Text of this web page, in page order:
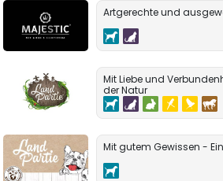
Artgerechte und
Mit Liebe und
der Natur
Mit gutem Gewissen -